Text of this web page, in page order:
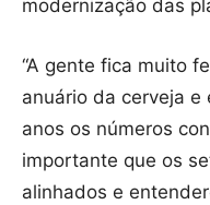
modernização das
“A gente fica muito
anuário da cerveja e
anos os números
importante que os
alinhados e